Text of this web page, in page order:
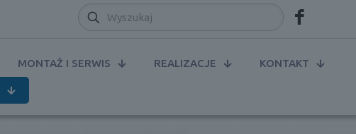
MONTAŻ I SERWIS REALIZACJE KONTAKT